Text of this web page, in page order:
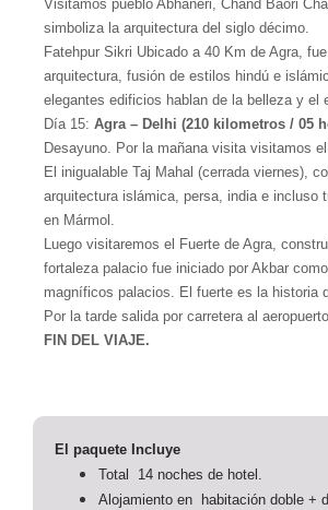
El paquete Incluye
Total 14 noches de hotel.
Alojamiento en habitación doble +
Visitamos pueblo Abhaneri, Chand Baori
simboliza la arquitectura del siglo décimo.
Fatehpur Sikri Ubicado a 40 Km de Agra,
arquitectura, fusión de estilos hindú e
elegantes edificios hablan de la belleza y el
Día 15: Agra – Delhi (210 kilometros / 05
Desayuno. Por la mañana visita visitamos
El inigualable Taj Mahal (cerrada viernes),
arquitectura islámica, persa, india e incluso
en Mármol.
Luego visitaremos el Fuerte de Agra,
fortaleza palacio fue iniciado por Akbar
magníficos palacios. El fuerte es la historia
Por la tarde salida por carretera al
FIN DEL VIAJE.